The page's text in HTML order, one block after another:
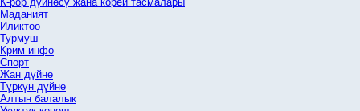
Маданият
Иликтөө
Турмуш
Крим-инфо
Спорт
Жан дүйнө
Түркүн дүйнө
Алтын балалык